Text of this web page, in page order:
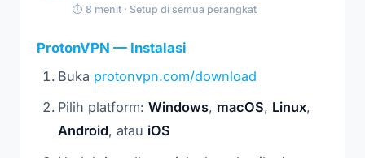
⏱ 8 menit · Setup di semua perangkat
ProtonVPN — Instalasi
Buka protonvpn.com/download
Pilih platform: Windows, macOS, Linux,
Android, atau iOS